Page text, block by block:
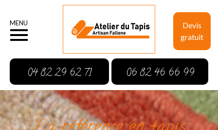
Devis
gratuit
MENU
04 82 29 62 71 06 82 46 66 99